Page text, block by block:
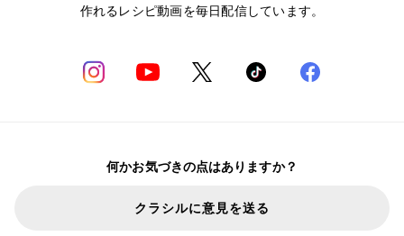
作れるレシピ動画を毎日配信しています。
何かお気づきの点はありますか？
クラシルに意見を送る